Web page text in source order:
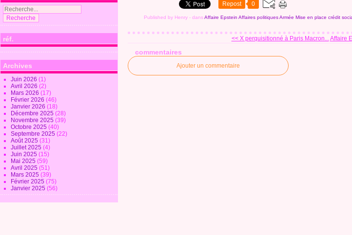
réf.
Archives
Juin 2026(1)
Avril 2026(2)
Mars 2026(17)
Février 2026(46)
Janvier 2026(18)
Décembre 2025(28)
Novembre 2025(39)
Octobre 2025(40)
Septembre 2025(22)
Août 2025(31)
Juillet 2025(4)
Juin 2025(15)
Mai 2025(59)
Avril 2025(51)
Mars 2025(39)
Février 2025(75)
Janvier 2025(56)
Repost 0
Published by Henry - dansAffaire Epstein Affaires politiquesArmée Mise en place crédit
<< X perquisitionné à Paris Macron...Affaire
commentaires
Ajouter un commentaire